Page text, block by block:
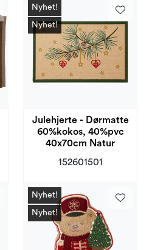
Nyhet!
Nyhet!
Julehjerte - Dørmatte
60%kokos, 40%pvc
40x70cm Natur
152601501
Nyhet!
Nyhet!